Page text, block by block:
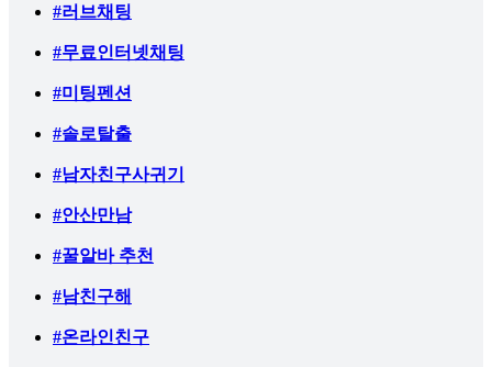
#러브채팅
#무료인터넷채팅
#미팅펜션
#솔로탈출
#남자친구사귀기
#안산만남
#꿀알바 추천
#남친구해
#온라인친구